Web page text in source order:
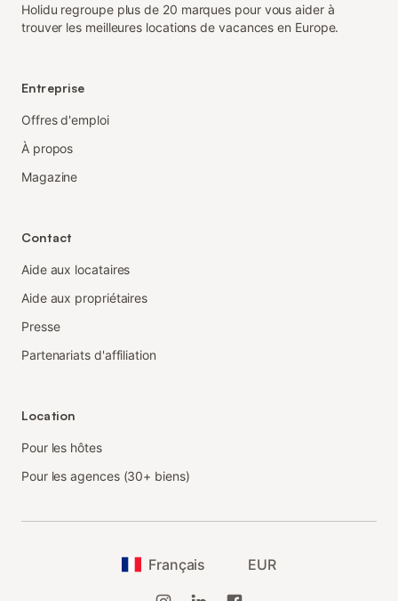
Holidu regroupe plus de 20 marques pour vous aider à
trouver les meilleures locations de vacances en Europe.
Entreprise
Offres d'emploi
À propos
Magazine
Contact
Aide aux locataires
Aide aux propriétaires
Presse
Partenariats d'affiliation
Location
Pour les hôtes
Pour les agences (30+ biens)
Français EUR